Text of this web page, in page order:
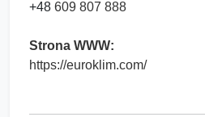
+48 609 807 888
Strona WWW:
https://euroklim.com/